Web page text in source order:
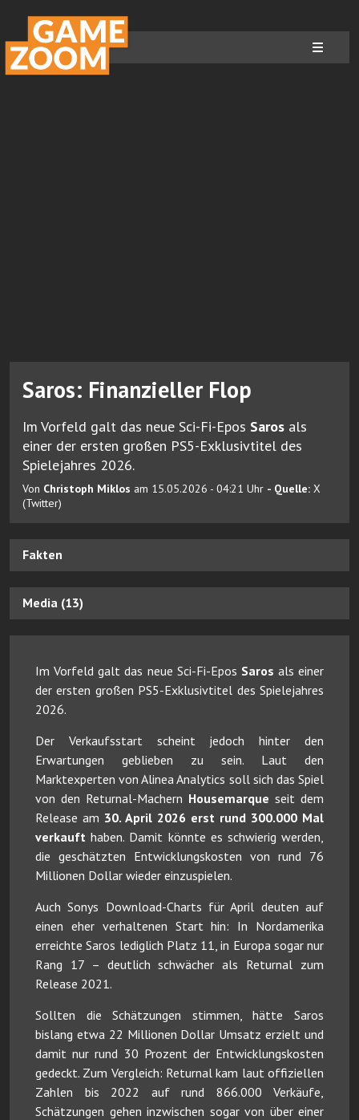
Saros: Finanzieller Flop
Im Vorfeld galt das neue Sci-Fi-Epos Saros als
einer der ersten großen PS5-Exklusivtitel des
Spielejahres 2026.
Von Christoph Miklos am 15.05.2026 - 04:21 Uhr - Quelle: X
(Twitter)
Fakten
Media (13)
Im Vorfeld galt das neue Sci-Fi-Epos Saros als einer
der ersten großen PS5-Exklusivtitel des Spielejahres
2026.
Der Verkaufsstart scheint jedoch hinter den
Erwartungen geblieben zu sein. Laut den
Marktexperten von Alinea Analytics soll sich das Spiel
von den Returnal-Machern Housemarque seit dem
Release am 30. April 2026 erst rund 300.000 Mal
verkauft haben. Damit könnte es schwierig werden,
die geschätzten Entwicklungskosten von rund 76
Millionen Dollar wieder einzuspielen.
Auch Sonys Download-Charts für April deuten auf
einen eher verhaltenen Start hin: In Nordamerika
erreichte Saros lediglich Platz 11, in Europa sogar nur
Rang 17 – deutlich schwächer als Returnal zum
Release 2021.
Sollten die Schätzungen stimmen, hätte Saros
bislang etwa 22 Millionen Dollar Umsatz erzielt und
damit nur rund 30 Prozent der Entwicklungskosten
gedeckt. Zum Vergleich: Returnal kam laut offiziellen
Zahlen bis 2022 auf rund 866.000 Verkäufe,
Schätzungen gehen inzwischen sogar von über einer